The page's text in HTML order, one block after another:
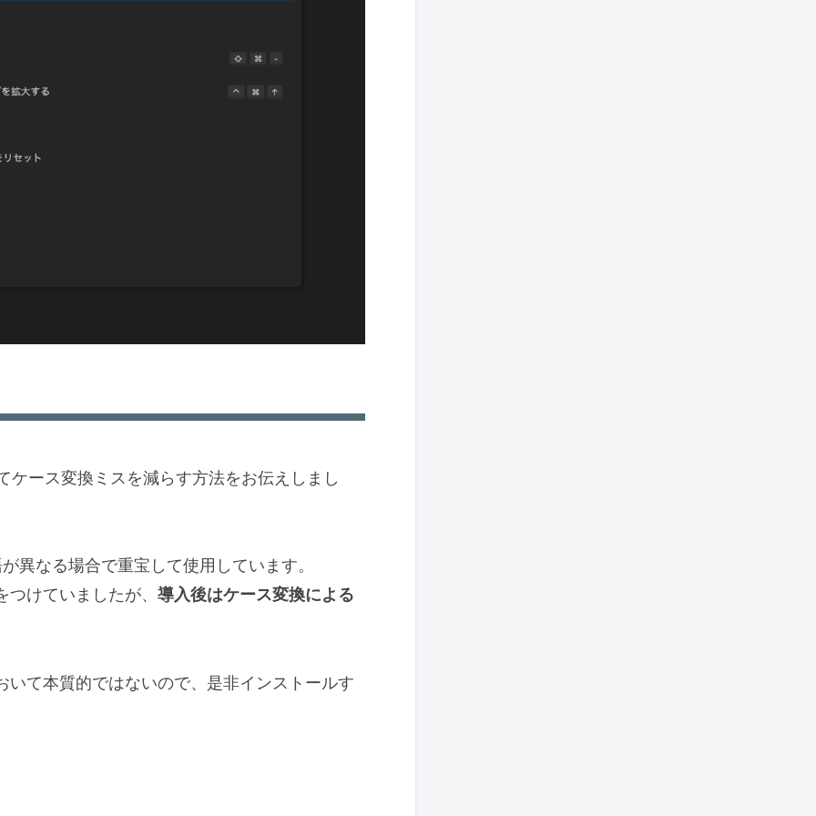
ース変換ミスを減らす方法をお伝えしまし
異なる場合で重宝して使用しています。
けていましたが、 導入後はケース変換による
て本質的ではないので、是非インストールす